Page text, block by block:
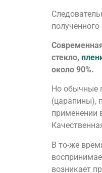
стекло,
около 90%.
Но обычные
(царапины),
применении
В то-же
возникает